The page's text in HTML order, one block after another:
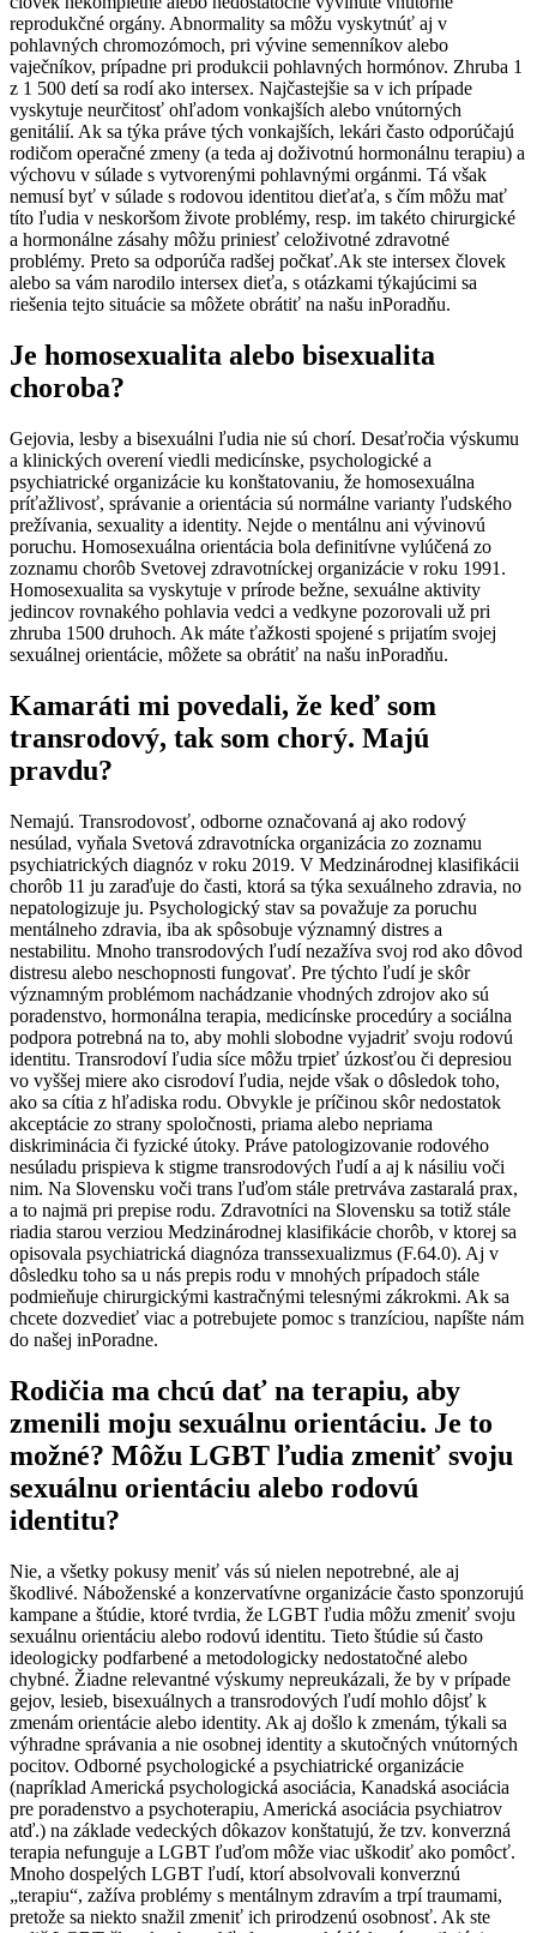
reprodukčné orgány. Abnormality sa môžu vyskytnúť aj v
pohlavných chromozómoch, pri vývine semenníkov alebo
vaječníkov, prípadne pri produkcii pohlavných hormónov. Zhruba 1
z 1 500 detí sa rodí ako intersex. Najčastejšie sa v ich prípade
vyskytuje neurčitosť ohľadom vonkajších alebo vnútorných
genitálií. Ak sa týka práve tých vonkajších, lekári často odporúčajú
rodičom operačné zmeny (a teda aj doživotnú hormonálnu terapiu) a
výchovu v súlade s vytvorenými pohlavnými orgánmi. Tá však
nemusí byť v súlade s rodovou identitou dieťaťa, s čím môžu mať
títo ľudia v neskoršom živote problémy, resp. im takéto chirurgické
a hormonálne zásahy môžu priniesť celoživotné zdravotné
problémy. Preto sa odporúča radšej počkať.‍Ak ste intersex človek
alebo sa vám narodilo intersex dieťa, s otázkami týkajúcimi sa
riešenia tejto situácie sa môžete obrátiť na našu inPoradňu.
Je homosexualita alebo bisexualita
choroba?
Gejovia, lesby a bisexuálni ľudia nie sú chorí. Desaťročia výskumu
a klinických overení viedli medicínske, psychologické a
psychiatrické organizácie ku konštatovaniu, že homosexuálna
príťažlivosť, správanie a orientácia sú normálne varianty ľudského
prežívania, sexuality a identity. Nejde o mentálnu ani vývinovú
poruchu. Homosexuálna orientácia bola definitívne vylúčená zo
zoznamu chorôb Svetovej zdravotníckej organizácie v roku 1991.
Homosexualita sa vyskytuje v prírode bežne, sexuálne aktivity
jedincov rovnakého pohlavia vedci a vedkyne pozorovali už pri
zhruba 1500 druhoch. Ak máte ťažkosti spojené s prijatím svojej
sexuálnej orientácie, môžete sa obrátiť na našu inPoradňu.
Kamaráti mi povedali, že keď som
transrodový, tak som chorý. Majú
pravdu?
Nemajú. Transrodovosť, odborne označovaná aj ako rodový
nesúlad, vyňala Svetová zdravotnícka organizácia zo zoznamu
psychiatrických diagnóz v roku 2019. V Medzinárodnej klasifikácii
chorôb 11 ju zaraďuje do časti, ktorá sa týka sexuálneho zdravia, no
nepatologizuje ju. Psychologický stav sa považuje za poruchu
mentálneho zdravia, iba ak spôsobuje významný distres a
nestabilitu. Mnoho transrodových ľudí nezažíva svoj rod ako dôvod
distresu alebo neschopnosti fungovať. Pre týchto ľudí je skôr
významným problémom nachádzanie vhodných zdrojov ako sú
poradenstvo, hormonálna terapia, medicínske procedúry a sociálna
podpora potrebná na to, aby mohli slobodne vyjadriť svoju rodovú
identitu. Transrodoví ľudia síce môžu trpieť úzkosťou či depresiou
vo vyššej miere ako cisrodoví ľudia, nejde však o dôsledok toho,
ako sa cítia z hľadiska rodu. Obvykle je príčinou skôr nedostatok
akceptácie zo strany spoločnosti, priama alebo nepriama
diskriminácia či fyzické útoky. Práve patologizovanie rodového
nesúladu prispieva k stigme transrodových ľudí a aj k násiliu voči
nim. Na Slovensku voči trans ľuďom stále pretrváva zastaralá prax,
a to najmä pri prepise rodu. Zdravotníci na Slovensku sa totiž stále
riadia starou verziou Medzinárodnej klasifikácie chorôb, v ktorej sa
opisovala psychiatrická diagnóza transsexualizmus (F.64.0). Aj v
dôsledku toho sa u nás prepis rodu v mnohých prípadoch stále
podmieňuje chirurgickými kastračnými telesnými zákrokmi. Ak sa
chcete dozvedieť viac a potrebujete pomoc s tranzíciou, napíšte nám
do našej inPoradne.
Rodičia ma chcú dať na terapiu, aby
zmenili moju sexuálnu orientáciu. Je to
možné? Môžu LGBT ľudia zmeniť svoju
sexuálnu orientáciu alebo rodovú
identitu?
Nie, a všetky pokusy meniť vás sú nielen nepotrebné, ale aj
škodlivé. Náboženské a konzervatívne organizácie často sponzorujú
kampane a štúdie, ktoré tvrdia, že LGBT ľudia môžu zmeniť svoju
sexuálnu orientáciu alebo rodovú identitu. Tieto štúdie sú často
ideologicky podfarbené a metodologicky nedostatočné alebo
chybné. Žiadne relevantné výskumy nepreukázali, že by v prípade
gejov, lesieb, bisexuálnych a transrodových ľudí mohlo dôjsť k
zmenám orientácie alebo identity. Ak aj došlo k zmenám, týkali sa
výhradne správania a nie osobnej identity a skutočných vnútorných
pocitov. Odborné psychologické a psychiatrické organizácie
(napríklad Americká psychologická asociácia, Kanadská asociácia
pre poradenstvo a psychoterapiu, Americká asociácia psychiatrov
atď.) na základe vedeckých dôkazov konštatujú, že tzv. konverzná
terapia nefunguje a LGBT ľuďom môže viac uškodiť ako pomôcť.
Mnoho dospelých LGBT ľudí, ktorí absolvovali konverznú
„terapiu“, zažíva problémy s mentálnym zdravím a trpí traumami,
pretože sa niekto snažil zmeniť ich prirodzenú osobnosť. Ak ste